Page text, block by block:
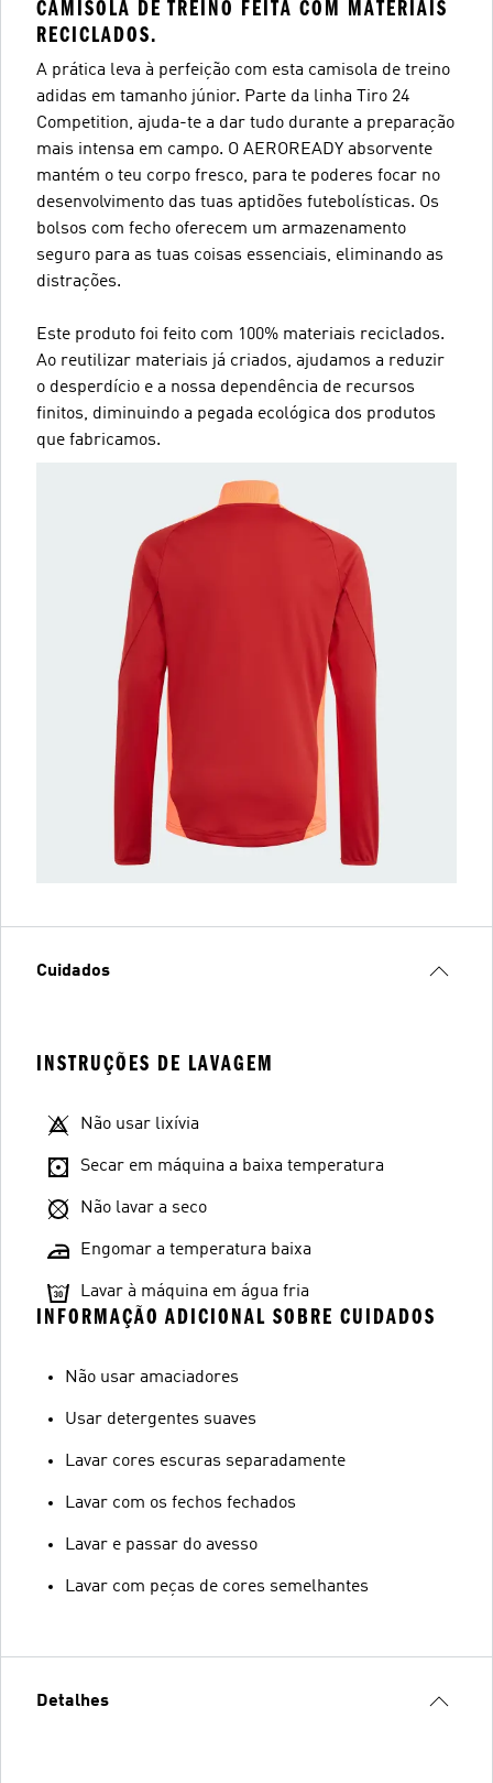
CAMISOLA DE TREINO FEITA COM MATERIAIS
RECICLADOS.
A prática leva à perfeição com esta camisola de treino
adidas em tamanho júnior. Parte da linha Tiro 24
Competition, ajuda-te a dar tudo durante a preparação
mais intensa em campo. O AEROREADY absorvente
mantém o teu corpo fresco, para te poderes focar no
desenvolvimento das tuas aptidões futebolísticas. Os
bolsos com fecho oferecem um armazenamento
seguro para as tuas coisas essenciais, eliminando as
distrações.
Este produto foi feito com 100% materiais reciclados.
Ao reutilizar materiais já criados, ajudamos a reduzir
o desperdício e a nossa dependência de recursos
finitos, diminuindo a pegada ecológica dos produtos
que fabricamos.
Cuidados
INSTRUÇÕES DE LAVAGEM
Não usar lixívia
Secar em máquina a baixa temperatura
Não lavar a seco
Engomar a temperatura baixa
Lavar à máquina em água fria
INFORMAÇÃO ADICIONAL SOBRE CUIDADOS
Não usar amaciadores
Usar detergentes suaves
Lavar cores escuras separadamente
Lavar com os fechos fechados
Lavar e passar do avesso
Lavar com peças de cores semelhantes
Detalhes